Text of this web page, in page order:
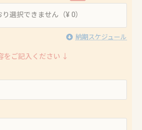
選択できません（¥ 0）
納期スケジュール
をご記入ください ↓